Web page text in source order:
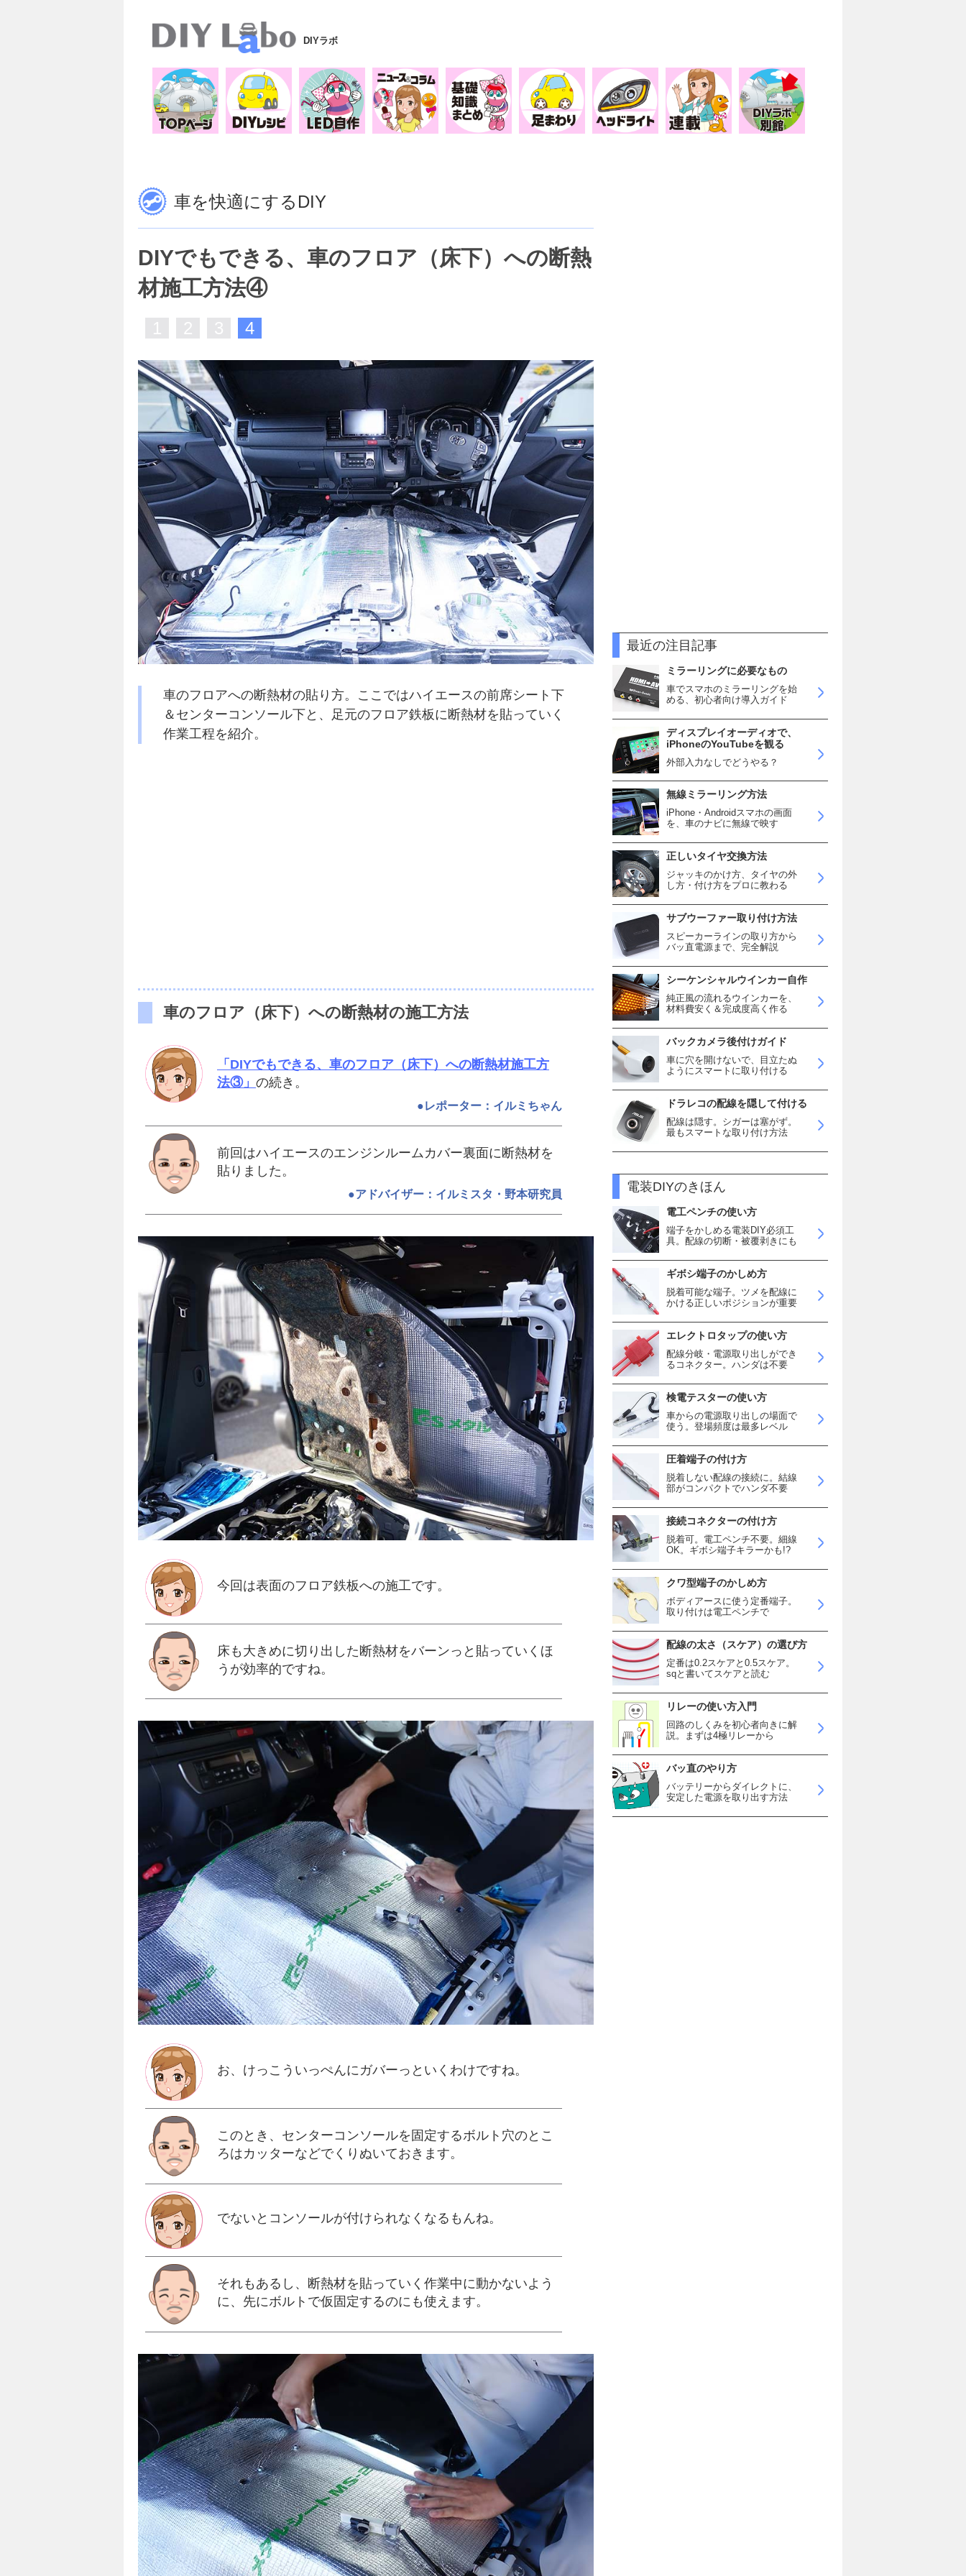
DIYラボ
車を快適にするDIY
DIYでもできる、車のフロア（床下）への断熱
材施工方法④
1 2 3 4
車のフロアへの断熱材の貼り方。ここではハイエースの前席シート下
＆センターコンソール下と、足元のフロア鉄板に断熱材を貼っていく
作業工程を紹介。
車のフロア（床下）への断熱材の施工方法
「DIYでもできる、車のフロア（床下）への断熱材施工方
法③」 の続き。
●レポーター：イルミちゃん
前回はハイエースのエンジンルームカバー裏面に断熱材を
貼りました。
●アドバイザー：イルミスタ・野本研究員
今回は表面のフロア鉄板への施工です。
床も大きめに切り出した断熱材をバーンっと貼っていくほ
うが効率的ですね。
お、けっこういっぺんにガバーっといくわけですね。
このとき、センターコンソールを固定するボルト穴のとこ
ろはカッターなどでくりぬいておきます。
でないとコンソールが付けられなくなるもんね。
それもあるし、断熱材を貼っていく作業中に動かないよう
に、先にボルトで仮固定するのにも使えます。
最近の注目記事
ミラーリングに必要なもの
車でスマホのミラーリングを始
める、初心者向け導入ガイド
ディスプレイオーディオで、
iPhoneのYouTubeを観る
外部入力なしでどうやる？
無線ミラーリング方法
iPhone・Androidスマホの画面
を、車のナビに無線で映す
正しいタイヤ交換方法
ジャッキのかけ方、タイヤの外
し方・付け方をプロに教わる
サブウーファー取り付け方法
スピーカーラインの取り方から
バッ直電源まで、完全解説
シーケンシャルウインカー自作
純正風の流れるウインカーを、
材料費安く＆完成度高く作る
バックカメラ後付けガイド
車に穴を開けないで、目立たぬ
ようにスマートに取り付ける
ドラレコの配線を隠して付ける
配線は隠す。シガーは塞がず。
最もスマートな取り付け方法
電装DIYのきほん
電工ペンチの使い方
端子をかしめる電装DIY必須工
具。配線の切断・被覆剥きにも
ギボシ端子のかしめ方
脱着可能な端子。ツメを配線に
かける正しいポジションが重要
エレクトロタップの使い方
配線分岐・電源取り出しができ
るコネクター。ハンダは不要
検電テスターの使い方
車からの電源取り出しの場面で
使う。登場頻度は最多レベル
圧着端子の付け方
脱着しない配線の接続に。結線
部がコンパクトでハンダ不要
接続コネクターの付け方
脱着可。電工ペンチ不要。細線
OK。ギボシ端子キラーかも!?
クワ型端子のかしめ方
ボディアースに使う定番端子。
取り付けは電工ペンチで
配線の太さ（スケア）の選び方
定番は0.2スケアと0.5スケア。
sqと書いてスケアと読む
リレーの使い方入門
回路のしくみを初心者向きに解
説。まずは4極リレーから
バッ直のやり方
バッテリーからダイレクトに、
安定した電源を取り出す方法